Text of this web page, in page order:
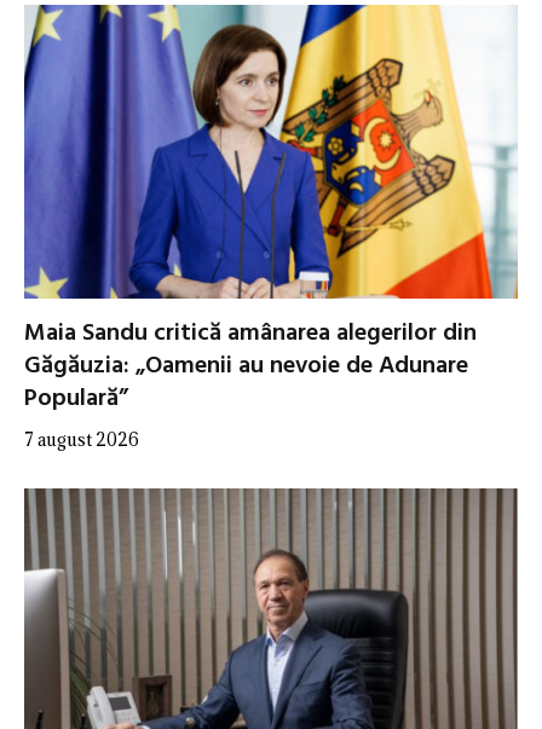
Maia Sandu critică amânarea alegerilor din
Găgăuzia: „Oamenii au nevoie de Adunare
Populară”
7 august 2026